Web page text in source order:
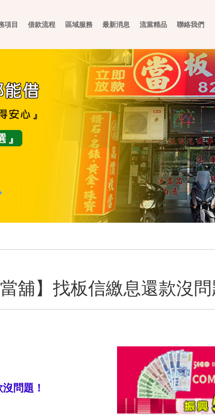
項目 借款流程 區域服務 最新消息 流當精品 聯絡我們
舖】找板信繳息還款沒問
問題！